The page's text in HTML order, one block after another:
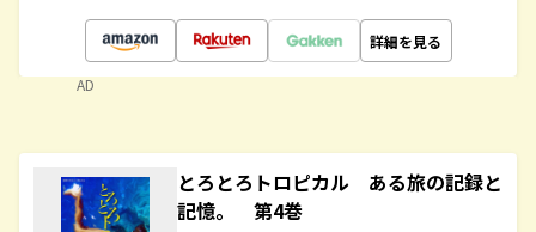
詳細を見る
AD
とろとろトロピカル ある旅の記録と
記憶。 第4巻